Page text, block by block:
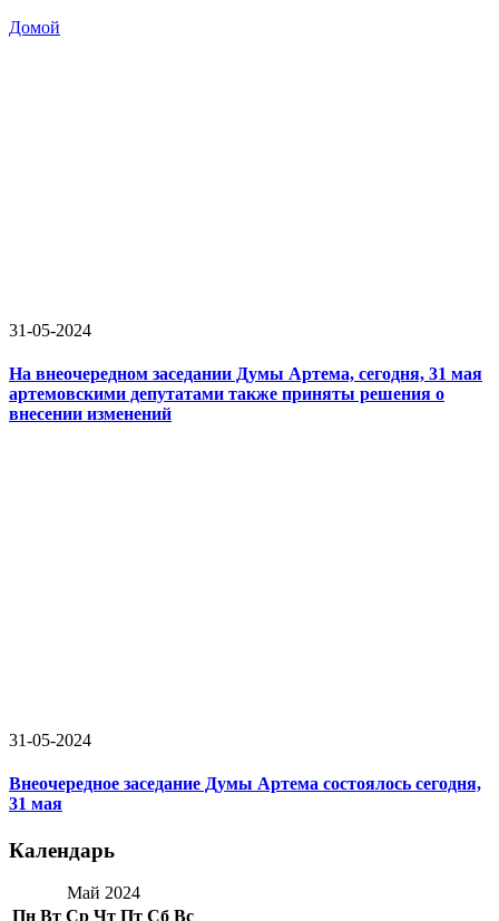
Домой
31-05-2024
На внеочередном заседании Думы Артема, сегодня, 31 мая
артемовскими депутатами также приняты решения о
внесении изменений
31-05-2024
Внеочередное заседание Думы Артема состоялось сегодня,
31 мая
Календарь
Май 2024
Пн Вт Ср Чт Пт Сб Вс